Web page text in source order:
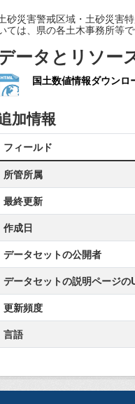
砂災害警戒区域・土砂災害
ては、県の各土木事務所等
ータとリソー
国土数値情報ダウンロ
加情報
フィールド
所管所属
最終更新
作成日
データセットの公開者
データセットの説明ページの
更新頻度
言語